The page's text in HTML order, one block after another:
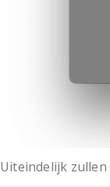
Uiteindelijk zullen